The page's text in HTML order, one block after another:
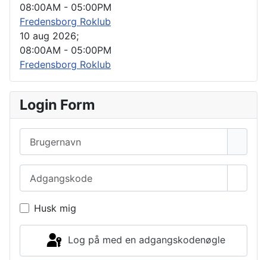
08:00AM - 05:00PM
Fredensborg Roklub
10 aug 2026;
08:00AM - 05:00PM
Fredensborg Roklub
Login Form
Husk mig
Log på med en adgangskodenøgle